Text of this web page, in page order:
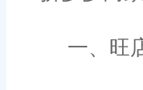
一、旺店